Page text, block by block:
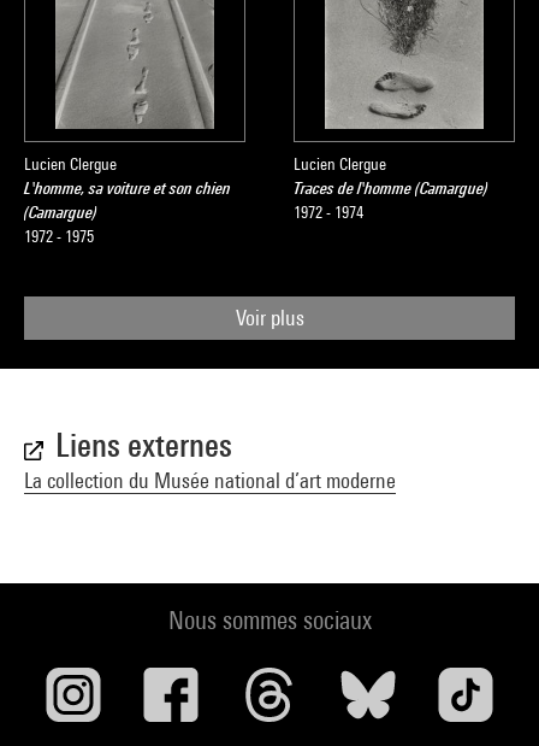
Lucien Clergue
L'homme, sa voiture et son chien
(Camargue)
1972 - 1975
Lucien Clergue
Traces de l'homme (Camargue)
1972 - 1974
Voir plus
Liens externes
La collection du Musée national d’art moderne
Nous sommes sociaux